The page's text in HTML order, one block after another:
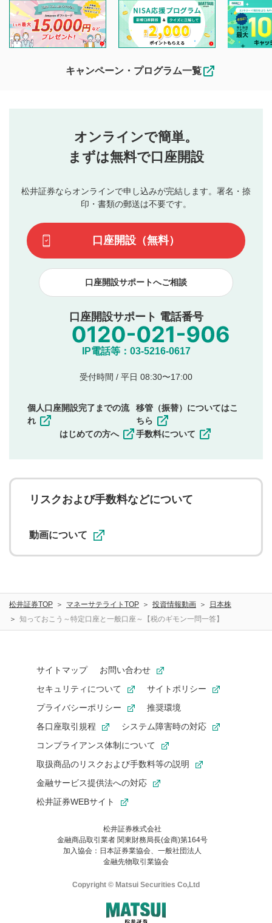
投稿するボタン
星で評価をすると投稿できます。（お名前とコメント
3
動画の評価
です）
投稿ができます。利用者は以下の注意事項をご理解のうえ、
閲覧および投稿を行うものとしてください。
他の利用者が動画を視聴される際の参考になるコメントをお
待ちしております。
なお、投稿をもって、本注意事項に同意されたものとみなし
行ってください。
当社は、利用者同士、もしくは利用者と第三者間のトラ
ブルによって生じた損害に対して一切の責任を負いませ
評価およびコメントは当社にて審査のうえ、掲載となり
ます。掲載されるまでに日数がかかる場合や掲載されない
てはお答えできません。各動画コンテンツへの掲載をもっ
て結果のご連絡といたします。ご了承ください。
下記の項目に該当すると判断された投稿内容は、掲載を
見合わせる場合がございます。
本動画コンテンツとは無関係の内容の投稿
他者への誹謗中傷や差別的表現投稿
公序良俗に反する内容の投稿
氏名、住所、電話番号など個人を特定できる情報の
他のサイトへの誘導や営利目的、広告・宣伝を目
他者の権利（商標、著作権、その他の知的財産
その他当社が不適切と判断した投稿
一度投稿した評価およびコメントの変更・削除はできま
に関する著作者人格権を行使しないことに同意します。利
用者が投稿したコメントは、当社サービスの広告・宣伝、
ることがあります。
キャンペーン・プログラム一覧
オンラインで簡単。
まずは無料で口座開設
松井証券ならオンラインで申し込みが完結します。署名・捺
印・書類の郵送は不要です。
口座開設（無料）
口座開設サポートへご相談
口座開設サポート 電話番号
IP電話等：03-5216-0617
受付時間 / 平日 08:30〜17:00
個人口座開設完了までの流
れ
はじめての方へ
移管（振替）についてはこ
ちら
手数料について
リスクおよび手数料などについて
動画について
松井証券TOP マネーサテライトTOP 投資情報動画
日本株
知っておこう～特定口座と一般口座～【税のギモン一問一答】
サイトマップ
お問い合わせ
セキュリティについて
サイトポリシー
プライバシーポリシー
推奨環境
各口座取引規程
システム障害時の対応
コンプライアンス体制について
取扱商品のリスクおよび手数料等の説明
金融サービス提供法への対応
松井証券WEBサイト
松井証券株式会社
金融商品取引業者 関東財務局長(金商)第164号
加入協会：日本証券業協会、一般社団法人
金融先物取引業協会
Copyright © Matsui Securities Co,Ltd
お気に入り機能は松井証券の会員限定の機能です。
お気に入り登録いただくと、後からいつでもお気に入りのコンテ
ンツを一覧でご確認いただけます。
ご利用いただくには口座開設が必要です。
はご利用の端末で一度ログインしてください。